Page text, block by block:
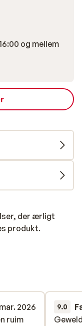
og mellem
der ærligt
produkt.
2026
ruim
ruim
9.0